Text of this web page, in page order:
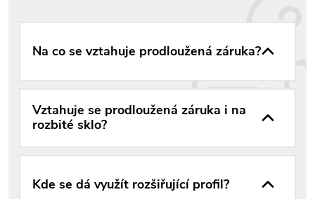
Na co se vztahuje prodloužená záruka?
Vztahuje se prodloužená záruka i na
rozbité sklo?
Kde se dá využít rozšiřující profil?